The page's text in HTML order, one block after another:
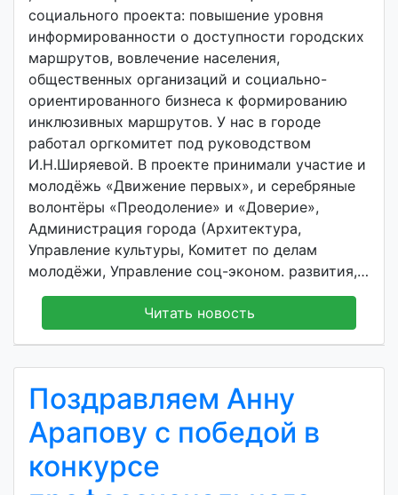
социального проекта: повышение уровня
информированности о доступности городских
маршрутов, вовлечение населения,
общественных организаций и социально-
ориентированного бизнеса к формированию
инклюзивных маршрутов. У нас в городе
работал оргкомитет под руководством
И.Н.Ширяевой. В проекте принимали участие и
молодёжь «Движение первых», и серебряные
волонтёры «Преодоление» и «Доверие»,
Администрация города (Архитектура,
Управление культуры, Комитет по делам
молодёжи, Управление соц-эконом. развития,…
Читать новость
Поздравляем Анну
Арапову с победой в
конкурсе